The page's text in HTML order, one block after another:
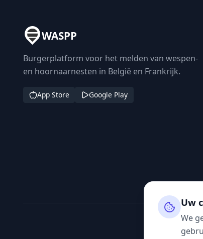
WASPP
Burgerplatform voor het melden van wespen-
en hoornaarnesten in België en Frankrijk.
App Store Google Play
Uw
We